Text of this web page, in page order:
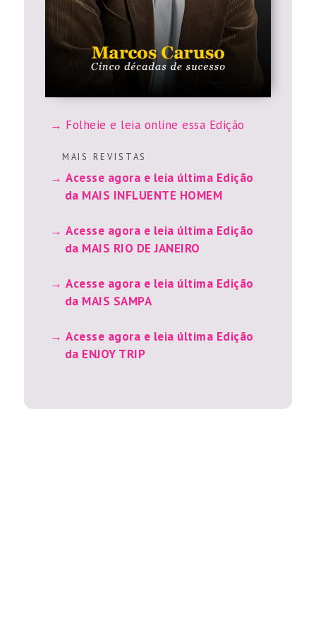
Folheie e leia online essa Edição
M A I S R E V I S T A S
Acesse agora e leia última Edição
da MAIS INFLUENTE HOMEM
Acesse agora e leia última Edição
da MAIS RIO DE JANEIRO
Acesse agora e leia última Edição
da MAIS SAMPA
Acesse agora e leia última Edição
da ENJOY TRIP